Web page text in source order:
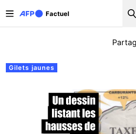
Factuel
Onglets principaux
Gilets jaunes